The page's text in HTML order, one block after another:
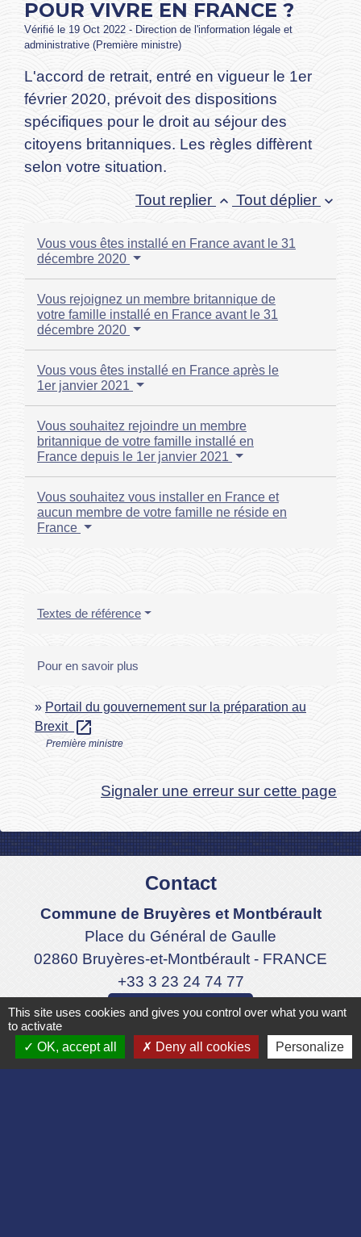
POUR VIVRE EN FRANCE ?
Vérifié le 19 Oct 2022 - Direction de l'information légale et
administrative (Première ministre)
L'accord de retrait, entré en vigueur le 1er
février 2020, prévoit des dispositions
spécifiques pour le droit au séjour des
citoyens britanniques. Les règles diffèrent
selon votre situation.
Tout replier keyboard_arrow_up Tout déplier keyboard_arrow_down
Vous vous êtes installé en France avant le 31
décembre 2020
Vous rejoignez un membre britannique de
votre famille installé en France avant le 31
décembre 2020
Vous vous êtes installé en France après le
1er janvier 2021
Vous souhaitez rejoindre un membre
britannique de votre famille installé en
France depuis le 1er janvier 2021
Vous souhaitez vous installer en France et
aucun membre de votre famille ne réside en
France
Textes de référence
Pour en savoir plus
Portail du gouvernement sur la préparation au
Brexit open_in_new
Première ministre
Signaler une erreur sur cette page
Contact
Commune de Bruyères et Montbérault
Place du Général de Gaulle
02860 Bruyères-et-Montbérault - FRANCE
+33 3 23 24 74 77
Formulaire de contact
This site uses cookies and gives you control over what you want
to activate
OK, accept all
Deny all cookies Personalize